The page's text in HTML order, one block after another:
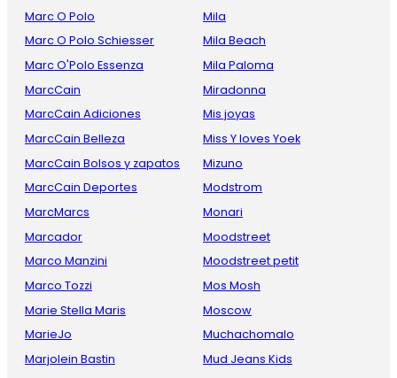
Marc O Polo
Marc O Polo Schiesser
Marc O'Polo Essenza
MarcCain
MarcCain Adiciones
MarcCain Belleza
MarcCain Bolsos y zapatos
MarcCain Deportes
MarcMarcs
Marcador
Marco Manzini
Marco Tozzi
Marie Stella Maris
MarieJo
Marjolein Bastin
Mila
Mila Beach
Mila Paloma
Miradonna
Mis joyas
Miss Y loves Yoek
Mizuno
Modstrom
Monari
Moodstreet
Moodstreet petit
Mos Mosh
Moscow
Muchachomalo
Mud Jeans Kids